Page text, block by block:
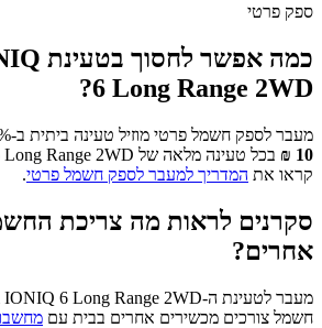
ספק פרטי
כמה אפשר לחסוך בטעינת
6 Long Range 2WD
?
מעבר לספק חשמל פרטי מוזיל טעינה ביתית ב-7%–21%, כלומר עד כ-
10
₪ בכל טעינה מלאה של Range 2WD
קראו את המדריך למעבר לספק חשמל פרטי.
סקרנים לראות מה צריכת
אחרים?
מעבר לטעינת ה-IONIQ 6 Long Range 2WD
חשמל צורכים מכשירים אחרים בבית עם